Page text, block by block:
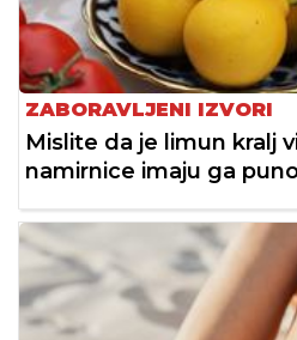
ZABORAVLJENI IZVORI
Mislite da je limun kralj
namirnice imaju ga